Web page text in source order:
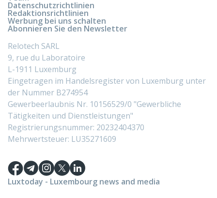
Datenschutzrichtlinien
Redaktionsrichtlinien
Werbung bei uns schalten
Abonnieren Sie den Newsletter
Relotech SARL
9, rue du Laboratoire
L-1911 Luxemburg
Eingetragen im Handelsregister von Luxemburg unter
der Nummer B274954
Gewerbeerlaubnis Nr. 10156529/0 "Gewerbliche
Tätigkeiten und Dienstleistungen"
Registrierungsnummer: 20232404370
Mehrwertsteuer: LU35271609
Luxtoday - Luxembourg news and media